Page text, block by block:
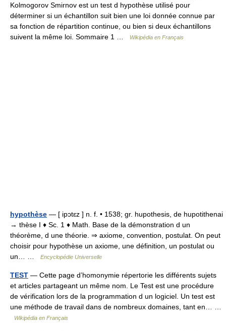
Kolmogorov Smirnov est un test d hypothèse utilisé pour
déterminer si un échantillon suit bien une loi donnée connue par
sa fonction de répartition continue, ou bien si deux échantillons
suivent la même loi. Sommaire 1 …
Wikipédia en Français
hypothèse — [ ipɔtɛz ] n. f. • 1538; gr. hupothesis, de hupotithenai
→ thèse I ♦ Sc. 1 ♦ Math. Base de la démonstration d un
théorème, d une théorie. ⇒ axiome, convention, postulat. On peut
choisir pour hypothèse un axiome, une définition, un postulat ou
un… …
Encyclopédie Universelle
TEST — Cette page d’homonymie répertorie les différents sujets
et articles partageant un même nom. Le Test est une procédure
de vérification lors de la programmation d un logiciel. Un test est
une méthode de travail dans de nombreux domaines, tant en… …
Wikipédia en Français